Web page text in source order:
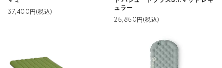
37,400円(税込)
ュラー
25,850円(税込)